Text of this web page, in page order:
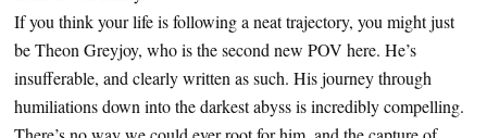
If you think your life is following a neat trajectory, you might just
be Theon Greyjoy, who is the second new POV here. He’s
insufferable, and clearly written as such. His journey through
humiliations down into the darkest abyss is incredibly compelling.